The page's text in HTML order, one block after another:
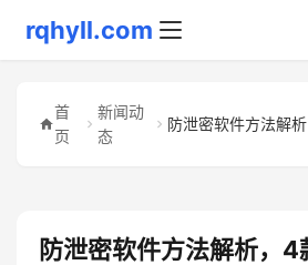
rqhyll.com
首
页
新闻动
态
防泄密软件方法解析，4